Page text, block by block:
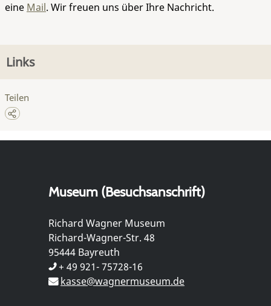
eine Mail. Wir freuen uns über Ihre Nachricht.
Links
Teilen
Museum (Besuchsanschrift)
Richard Wagner Museum
Richard-Wagner-Str. 48
95444 Bayreuth
+ 49 921- 75728-16
kasse@wagnermuseum.de